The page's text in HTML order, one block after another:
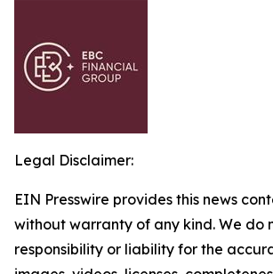
Legal Disclaimer:
EIN Presswire provides this news
without warranty of any kind. We do
responsibility or liability for the